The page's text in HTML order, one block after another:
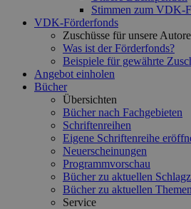
Stimmen zum VDK-
VDK-Förderfonds
Zuschüsse für unsere
Was ist der Förderfonds?
Beispiele für gewährte
Angebot einholen
Bücher
Übersichten
Bücher nach Fachgebieten
Schriftenreihen
Eigene Schriftenreihe
Neuerscheinungen
Programmvorschau
Bücher zu aktuellen
Bücher zu aktuellen Themen
Service